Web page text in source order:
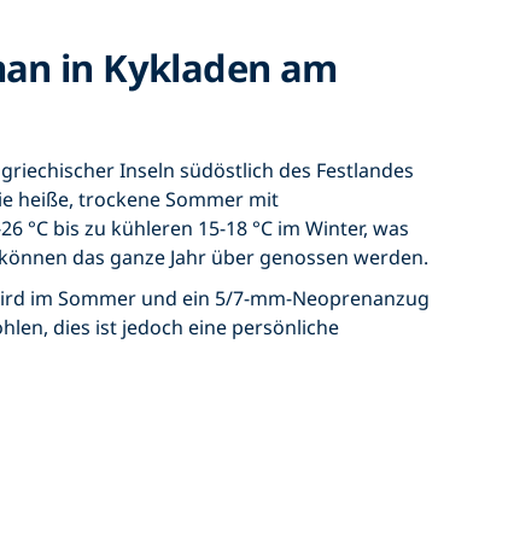
in Kykladen am
Inseln südöstlich des Festlandes
heiße, trockene Sommer mit
°C bis zu kühleren 15-18 °C im Winter, was
das ganze Jahr über genossen werden.
im Sommer und ein 5/7-mm-Neoprenanzug
dies ist jedoch eine persönliche